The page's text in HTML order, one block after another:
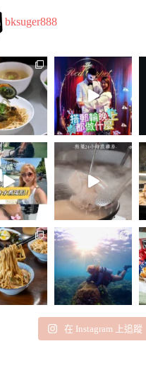
bksuger888
在 Instagram 上追蹤